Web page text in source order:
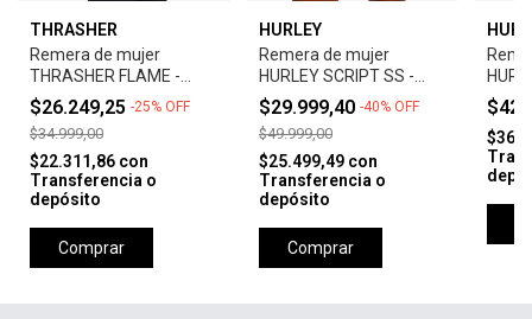
THRASHER
Remera de mujer
THRASHER FLAME -
BLANCO
$26.249,25 -25% OFF
$34.999,00
$22.311,86 con
Transferencia o
depósito
Comprar
HURLEY
Remera de mujer
HURLEY SCRIPT SS -
BONE
$29.999,40 -40% OFF
$49.999,00
$25.499,49 con
Transferencia o
depósito
Comprar